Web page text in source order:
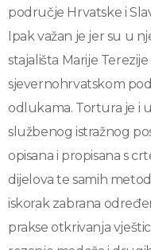
područje Hrvatske i
Ipak važan je jer su u
stajališta Marije
sjevernohrvatskom
odlukama. Tortura je i u
službenog istražnog
opisana i propisana s
dijelova te samih
iskorak zabrana
prakse otkrivanja